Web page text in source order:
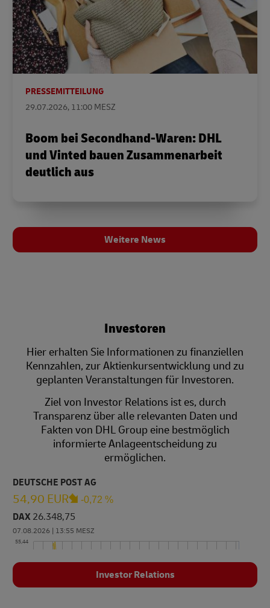
PRESSEMITTEILUNG
29.07.2026, 11:00 MESZ
Boom bei Secondhand-Waren: DHL
und Vinted bauen Zusammenarbeit
deutlich aus
Weitere News
Investoren
Hier erhalten Sie Informationen zu finanziellen
Kennzahlen, zur Aktienkurs­entwicklung und zu
geplanten Veranstaltungen für Investoren.
Ziel von Investor Relations ist es, durch
Transparenz über alle relevanten Daten und
Fakten von DHL Group eine bestmöglich
informierte Anlage­entscheidung zu
ermöglichen.
Investor Relations